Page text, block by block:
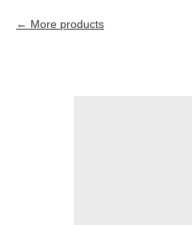
More products